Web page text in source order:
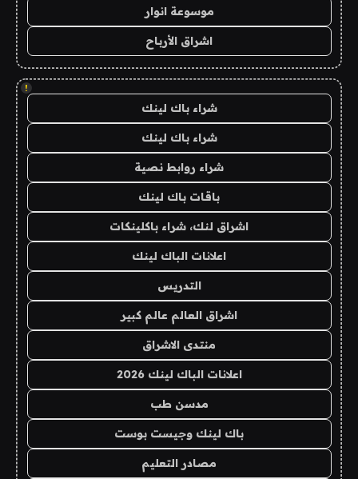
موسوعة انوار
اشراق الأرباح
!
شراء باك لينك
شراء باك لينك
شراء روابط نصية
باقات باك لينك
اشراق لنك، شراء باكلينكات
اعلانات الباك لينك
التدريس
اشراق العالم عالم كبير
منتدى الاشراق
اعلانات الباك لينك 2026
مدسن طب
باك لينك وجيست بوست
مصادر التعليم